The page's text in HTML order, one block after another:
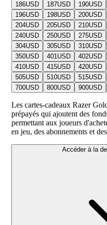
186USD 187USD 190USD
196USD 198USD 200USD
204USD 205USD 210USD
240USD 250USD 275USD
304USD 305USD 310USD
350USD 401USD 402USD
410USD 415USD 420USD
505USD 510USD 515USD
700USD 800USD 900USD
Les cartes-cadeaux Razer
prépayés qui ajoutent des
permettant aux joueurs
en jeu, des abonnements et
Accéder à la